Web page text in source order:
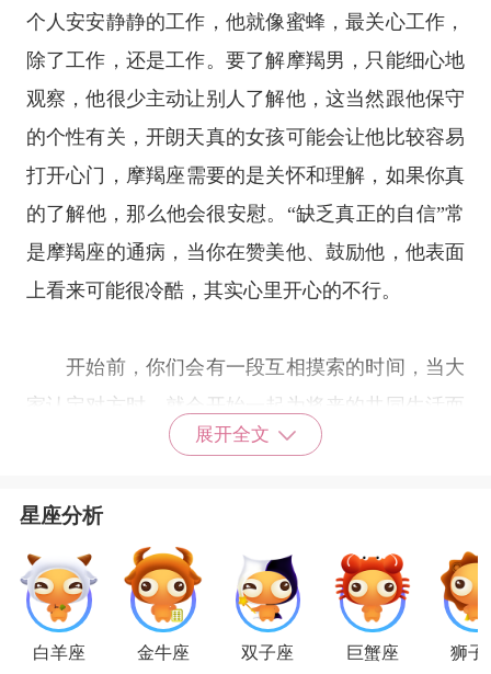
个人安安静静的工作，他就像蜜蜂，最关心工作，
除了工作，还是工作。要了解摩羯男，只能细心地
观察，他很少主动让别人了解他，这当然跟他保守
的个性有关，开朗天真的女孩可能会让他比较容易
打开心门， 摩羯座需要的是关怀和理解，如果你真
的了解他，那么他会很安慰。“缺乏真正的自信”常
是摩羯座的通病，当你在赞美他、鼓励他，他表面
上看来可能很冷酷，其实心里开心的不行。
开始前，你们会有一段互相摸索的时间，当大
家认定对方时，就会开始一起为将来的共同生活而
实务计划。金牛女对感情的占有欲极为强烈，摩羯
恋爱的忠诚度一致，使你们的爱情的道路能够越走
越远。摩羯男可从金牛女身上发现温柔与俏皮的一
面。摩羯男从不浪费时间在后悔上，他认为后悔是
一种无用而伤感的情绪。
展开全文
星座分析
白羊座 金牛座 双子座 巨蟹座 狮子